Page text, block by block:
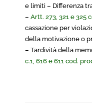
e limiti – Differenza
– Artt. 273, 321 e 325
cassazione per
della motivazione o
– Tardività della
c.1, 616 e 611 cod.